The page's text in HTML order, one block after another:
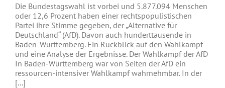
Die Bundestagswahl ist vorbei und 5.877.094 Menschen
oder 12,6 Prozent haben einer rechtspopulistischen
Partei ihre Stimme gegeben, der „Alternative für
Deutschland“ (AfD). Davon auch hunderttausende in
Baden-Württemberg. Ein Rückblick auf den Wahlkampf
und eine Analyse der Ergebnisse. Der Wahlkampf der AfD
In Baden-Württemberg war von Seiten der AfD ein
ressourcen-intensiver Wahlkampf wahrnehmbar. In der
[...]